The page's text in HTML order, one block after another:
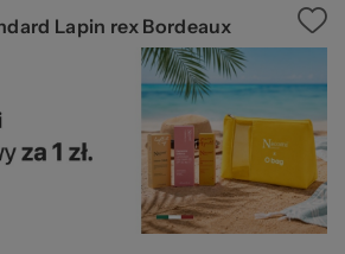
Lapin rex Bordeaux